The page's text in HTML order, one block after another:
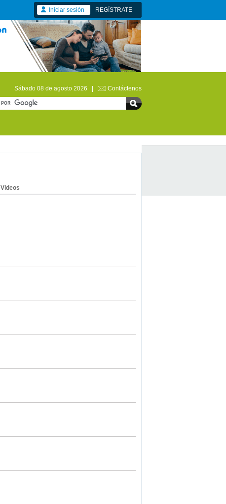
Iniciar sesión REGÍSTRATE
Sábado 08 de agosto 2026 | Contáctenos
Videos